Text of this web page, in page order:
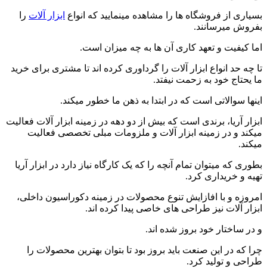
بسیاری از فروشگاه ها را مشاهده مینمایید که انواع ابزار آلات را
بفروش میرسانند.
اما کیفیت و تعهد کاری آن ها به چه میزان است.
تا چه حد انواع ابزار آلات را گرداوری کرده اند تا مشتری برای خرید
ما یحتاج خود به زحمت نیفتد.
اینها سوالاتی است که در ابتدا به ذهن ما خطور میکند.
ابزار آریا، برندی است که بیش از دو دهه در زمینه ابزار آلات فعالیت
میکند و در زمینه ابزار آلات و ملزومات مبلی تخصصی فعالیت
میکند.
بطوری که میتوان تمام آنچه را که یک کارگاه نیاز دارد در ابزار آریا
تهیه و خریداری کرد.
امروزه و با افازایش تنوع محصولات در زمینه دکوراسیون داخلی،
ابزار آلات نیز طراحی های خاصی پیدا کرده اند.
و در ساختار خود بروز شده اند.
چرا که در این صنعت باید بروز بود تا بتوان بهترین محصولات را
طراحی و تولید کرد.